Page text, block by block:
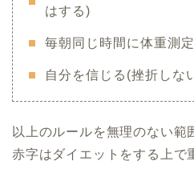
はする)
毎朝同じ時間に体重測
自分を信じる(挫折しな
以上のルールを無理のない範
赤字はダイエットをする上で